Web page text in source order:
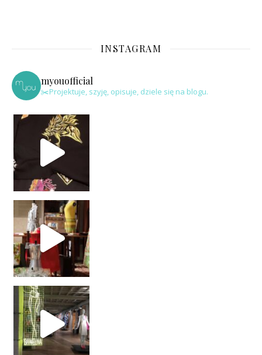
INSTAGRAM
myouofficial
✂️Projektuje, szyję, opisuje, dziele się na blogu.